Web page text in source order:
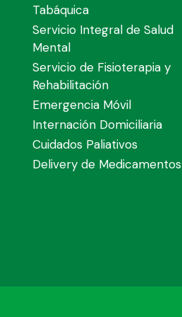
Tabáquica
Servicio Integral de Salud
Mental
Servicio de Fisioterapia y
Rehabilitación
Emergencia Móvil
Internación Domiciliaria
Cuidados Paliativos
Delivery de Medicamentos